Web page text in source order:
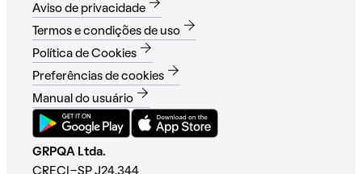
Aviso de privacidade
Termos e condições de uso
Política de Cookies
Preferências de cookies
Manual do usuário
GRPQA Ltda.